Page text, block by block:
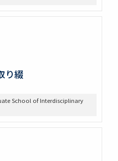
り綴
School of Interdisciplinary